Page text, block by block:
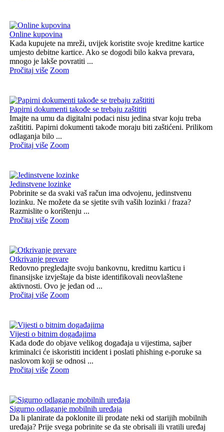
Online kupovina
Kada kupujete na mreži, uvijek koristite svoje kreditne kartice
umjesto debitne kartice. Ako se dogodi bilo kakva prevara,
mnogo je lakše povratiti ...
Pročitaj više Zoom
Papirni dokumenti takođe se trebaju zaštititi
Imajte na umu da digitalni podaci nisu jedina stvar koju treba
zaštititi. Papirni dokumenti takođe moraju biti zaštićeni. Prilikom
odlaganja bilo ...
Pročitaj više Zoom
Jedinstvene lozinke
Pobrinite se da svaki vaš račun ima odvojenu, jedinstvenu
lozinku. Ne možete da se sjetite svih vaših lozinki / fraza?
Razmislite o korištenju ...
Pročitaj više Zoom
Otkrivanje prevare
Redovno pregledajte svoju bankovnu, kreditnu karticu i
finansijske izvještaje da biste identifikovali neovlaštene
aktivnosti. Ovo je jedan od ...
Pročitaj više Zoom
Vijesti o bitnim događajima
Kada dođe do objave velikog događaja u vijestima, sajber
kriminalci će iskoristiti incident i poslati phishing e-poruke sa
naslovom koji se odnosi ...
Pročitaj više Zoom
Sigurno odlaganje mobilnih uređaja
Da li planirate da poklonite ili prodate neki od starijih mobilnih
uređaja? Prije svega pobrinite se da ste obrisali ili vratili uređaj